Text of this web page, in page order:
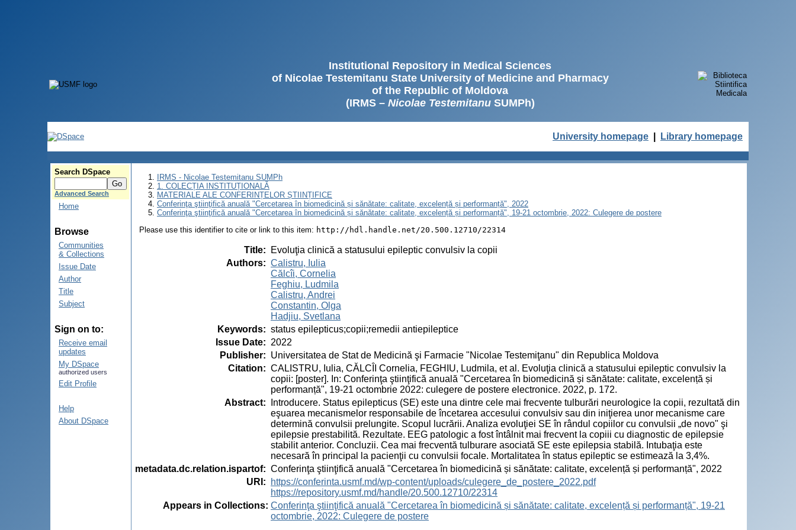
Institutional Repository in Medical Sciences
of Nicolae Testemitanu State University of Medicine and Pharmacy
of the Republic of Moldova
(IRMS – Nicolae TestemitanuSUMPh)
University homepage Library homepage
Search DSpace
Advanced Search
Home
Browse
Communities
& Collections
Issue Date
Author
Title
Subject
Sign on to:
Receive email
updates
My DSpace
authorized users
Edit Profile
Help
About DSpace
IRMS - Nicolae Testemitanu SUMPh
1. COLECȚIA INSTITUȚIONALĂ
MATERIALE ALE CONFERINȚELOR ȘTIINȚIFICE
Conferinţa ştiinţifică anuală "Cercetarea în biomedicină și sănătate: calitate, excelență și performanță", 2022
Conferinţa ştiinţifică anuală "Cercetarea în biomedicină și sănătate: calitate, excelență și performanță", 19-21 octombrie, 2022: Culegere de postere
Please use this identifier to cite or link to this item: http://hdl.handle.net/20.500.12710/22314
Title:
Evoluţia clinică a statusului epileptic convulsiv la copii
Authors: Calistru, Iulia
Călcîi, Cornelia
Feghiu, Ludmila
Calistru, Andrei
Constantin, Olga
Hadjiu, Svetlana
Keywords: status epilepticus;copii;remedii antiepileptice
Issue Date: 2022
Publisher: Universitatea de Stat de Medicină şi Farmacie "Nicolae Testemiţanu" din Republica Moldova
Citation: CALISTRU, Iulia, CĂLCÎI Cornelia, FEGHIU, Ludmila, et al. Evoluţia clinică a statusului epileptic convulsiv la
copii: [poster]. In: Conferinţa ştiinţifică anuală "Cercetarea în biomedicină și sănătate: calitate, excelență și
performanță", 19-21 octombrie 2022: culegere de postere electronice. 2022, p. 172.
Abstract:
Introducere. Status epilepticus (SE) este una dintre cele mai frecvente tulburări neurologice la copii, rezultată din
eşuarea mecanismelor responsabile de încetarea accesului convulsiv sau din iniţierea unor mecanisme care
determină convulsii prelungite. Scopul lucrării. Analiza evoluţiei SE în rândul copiilor cu convulsii „de novo" şi
epilepsie prestabilită. Rezultate. EEG patologic a fost întâlnit mai frecvent la copiii cu diagnostic de epilepsie
stabilit anterior. Concluzii. Cea mai frecventă tulburare asociată SE este epilepsia stabilă. Intubaţia este
necesară în principal la pacienţii cu convulsii focale. Mortalitatea în status epileptic se estimează la 3,4%.
metadata.dc.relation.ispartof: Conferinţa ştiinţifică anuală "Cercetarea în biomedicină și sănătate: calitate, excelență și performanță", 2022
URI :
https://conferinta.usmf.md/wp-content/uploads/culegere_de_postere_2022.pdf
https://repository.usmf.md/handle/20.500.12710/22314
Appears in Collections: Conferinţa ştiinţifică anuală "Cercetarea în biomedicină și sănătate: calitate, excelență și performanță", 19-21
octombrie, 2022: Culegere de postere